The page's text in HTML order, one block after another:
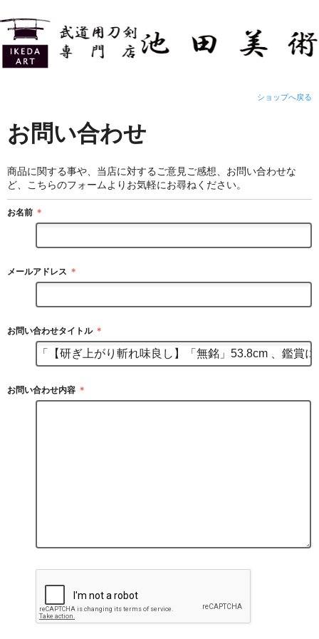
ショップへ戻る
お問い合わせ
商品に関する事や、当店に対するご意見ご感想、お問い合わせな
ど、こちらのフォームよりお気軽にお尋ねください。
お名前 ＊
メールアドレス ＊
お問い合わせタイトル ＊
お問い合わせ内容 ＊